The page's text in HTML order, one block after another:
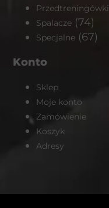
Przedtreningówki
Spalacze (74)
Specjalne (67)
Konto
Sklep
Moje konto
Zamówienie
Koszyk
Adresy